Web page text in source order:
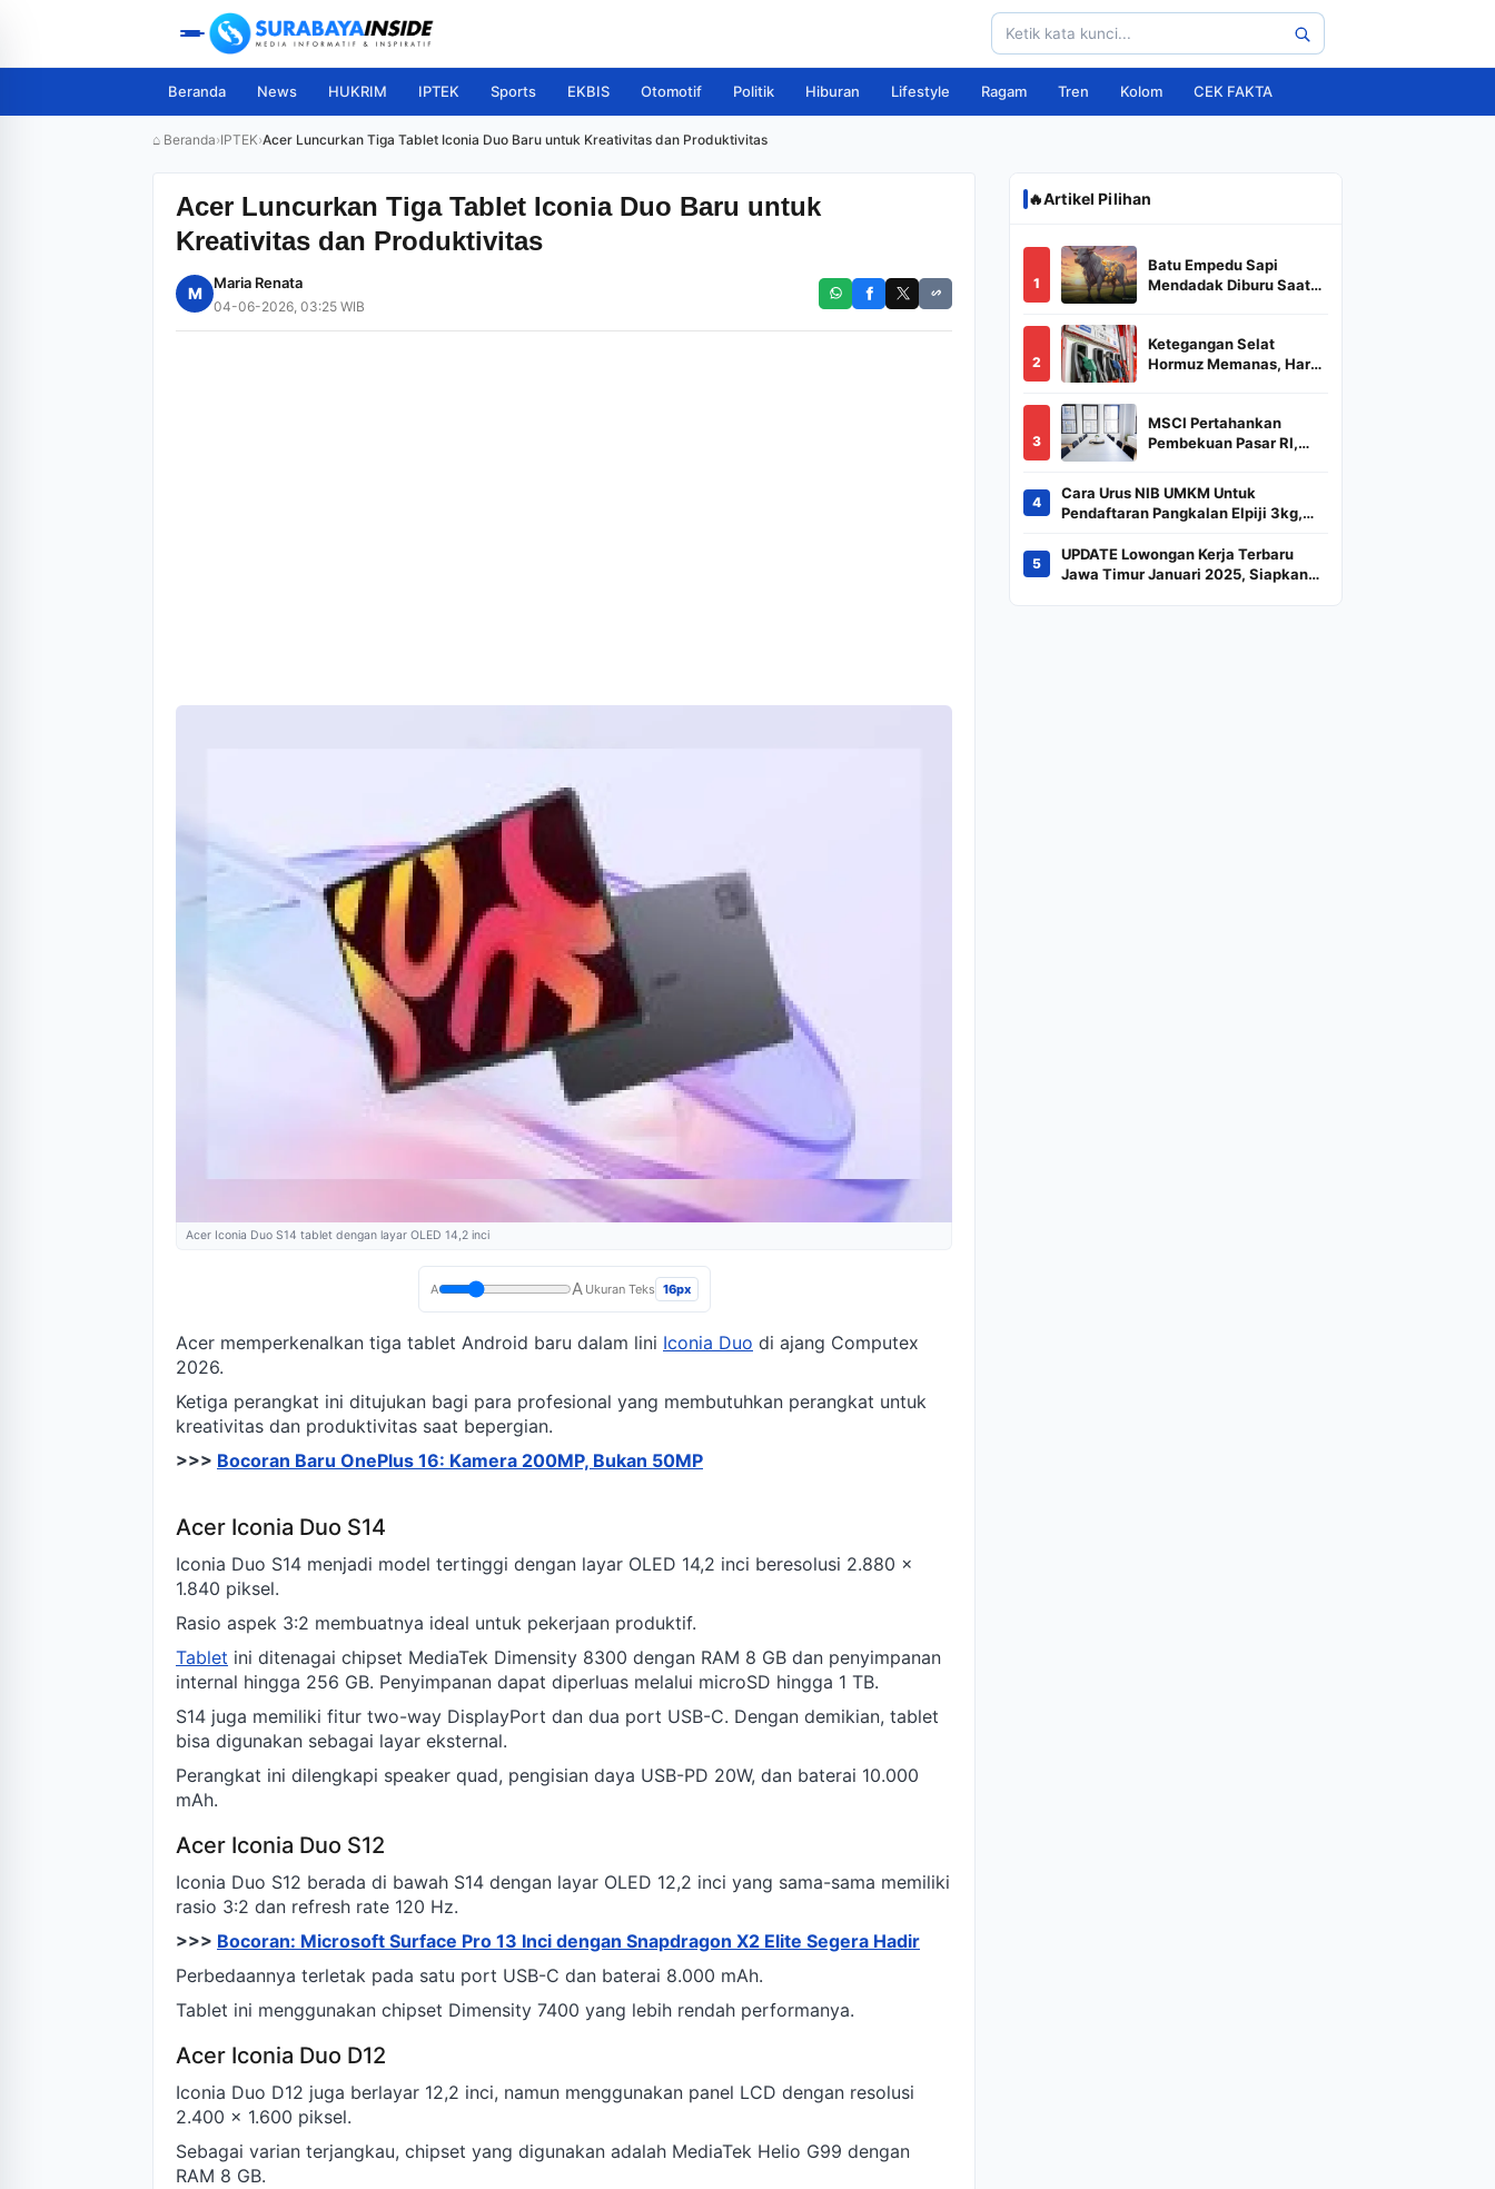
Beranda News HUKRIM IPTEK Sports EKBIS Otomotif Politik Hiburan Lifestyle Ragam Tren Kolom CEK FAKTA
⌂ Beranda›IPTEK›Acer Luncurkan Tiga Tablet Iconia Duo Baru untuk Kreativitas dan Produktivitas
Acer Luncurkan Tiga Tablet Iconia Duo Baru untuk
Kreativitas dan Produktivitas
M
Maria Renata
04-06-2026, 03:25 WIB
Acer Iconia Duo S14 tablet dengan layar OLED 14,2 inci
A A Ukuran Teks 16px
Acer memperkenalkan tiga tablet Android baru dalam lini Iconia Duo di ajang Computex
2026.
Ketiga perangkat ini ditujukan bagi para profesional yang membutuhkan perangkat untuk
kreativitas dan produktivitas saat bepergian.
>>> Bocoran Baru OnePlus 16: Kamera 200MP, Bukan 50MP
Acer Iconia Duo S14
Iconia Duo S14 menjadi model tertinggi dengan layar OLED 14,2 inci beresolusi 2.880 x
1.840 piksel.
Rasio aspek 3:2 membuatnya ideal untuk pekerjaan produktif.
Tablet ini ditenagai chipset MediaTek Dimensity 8300 dengan RAM 8 GB dan penyimpanan
internal hingga 256 GB. Penyimpanan dapat diperluas melalui microSD hingga 1 TB.
S14 juga memiliki fitur two-way DisplayPort dan dua port USB-C. Dengan demikian, tablet
bisa digunakan sebagai layar eksternal.
Perangkat ini dilengkapi speaker quad, pengisian daya USB-PD 20W, dan baterai 10.000
mAh.
Acer Iconia Duo S12
Iconia Duo S12 berada di bawah S14 dengan layar OLED 12,2 inci yang sama-sama memiliki
rasio 3:2 dan refresh rate 120 Hz.
>>> Bocoran: Microsoft Surface Pro 13 Inci dengan Snapdragon X2 Elite Segera Hadir
Perbedaannya terletak pada satu port USB-C dan baterai 8.000 mAh.
Tablet ini menggunakan chipset Dimensity 7400 yang lebih rendah performanya.
Acer Iconia Duo D12
Iconia Duo D12 juga berlayar 12,2 inci, namun menggunakan panel LCD dengan resolusi
2.400 x 1.600 piksel.
Sebagai varian terjangkau, chipset yang digunakan adalah MediaTek Helio G99 dengan
RAM 8 GB.
🔥Artikel Pilihan
1
Batu Empedu Sapi
Mendadak Diburu Saat
Puluhan Juta
2
Ketegangan Selat
Hormuz Memanas, Harga
3
MSCI Pertahankan
Pembekuan Pasar RI,
Indeks
4
Cara Urus NIB UMKM Untuk
Pendaftaran Pangkalan Elpiji 3kg,
Kilogram
5
UPDATE Lowongan Kerja Terbaru
Jawa Timur Januari 2025, Siapkan